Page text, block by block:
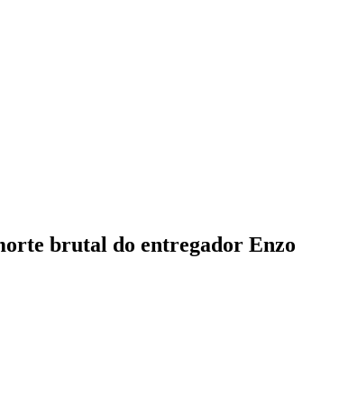
brutal do entregador Enzo